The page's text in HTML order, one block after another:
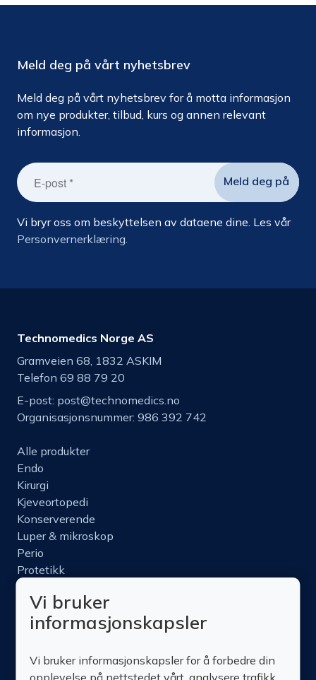
Meld deg på vårt nyhetsbrev
Meld deg på vårt nyhetsbrev for å motta informasjon
om nye produkter, tilbud, kurs og annen relevant
informasjon.
Vi bryr oss om beskyttelsen av dataene dine. Les vår
Personvernerklæring.
Technomedics Norge AS
Gramveien 68, 1832 ASKIM
Telefon 69 88 79 20
E-post: post@technomedics.no
Organisasjonsnummer: 986 392 742
Alle produkter
Endo
Kirurgi
Kjeveortopedi
Konserverende
Luper & mikroskop
Perio
Protetikk
Nettbutikk
Produktinfo
Om oss
Vi bruker
informasjonskapsler
Vi bruker informasjonskapsler for å forbedre din
opplevelse på nettstedet vårt, analysere trafikk